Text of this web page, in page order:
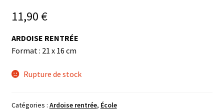
11,90 €
ARDOISE RENTRÉE
Format : 21 x 16 cm
Rupture de stock
Catégories : Ardoise rentrée, École